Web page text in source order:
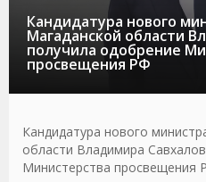
Кандидатура нового
Магаданской области
получила одобрение
просвещения РФ
Кандидатура нового
области Владимира
Министерства просвещения